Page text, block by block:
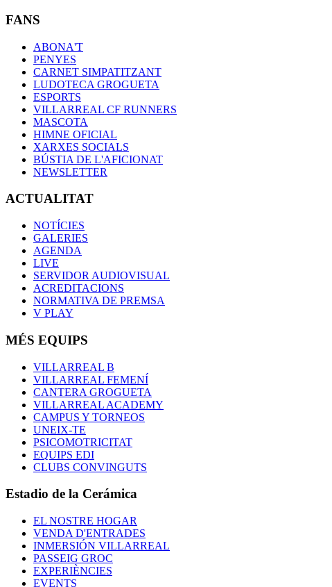
FANS
ABONA'T
PENYES
CARNET SIMPATITZANT
LUDOTECA GROGUETA
ESPORTS
VILLARREAL CF RUNNERS
MASCOTA
HIMNE OFICIAL
XARXES SOCIALS
BÚSTIA DE L'AFICIONAT
NEWSLETTER
ACTUALITAT
NOTÍCIES
GALERIES
AGENDA
LIVE
SERVIDOR AUDIOVISUAL
ACREDITACIONS
NORMATIVA DE PREMSA
V PLAY
MÉS EQUIPS
VILLARREAL B
VILLARREAL FEMENÍ
CANTERA GROGUETA
VILLARREAL ACADEMY
CAMPUS Y TORNEOS
UNEIX-TE
PSICOMOTRICITAT
EQUIPS EDI
CLUBS CONVINGUTS
Estadio de la Cerámica
EL NOSTRE HOGAR
VENDA D'ENTRADES
INMERSIÓN VILLARREAL
PASSEIG GROC
EXPERIÈNCIES
EVENTS